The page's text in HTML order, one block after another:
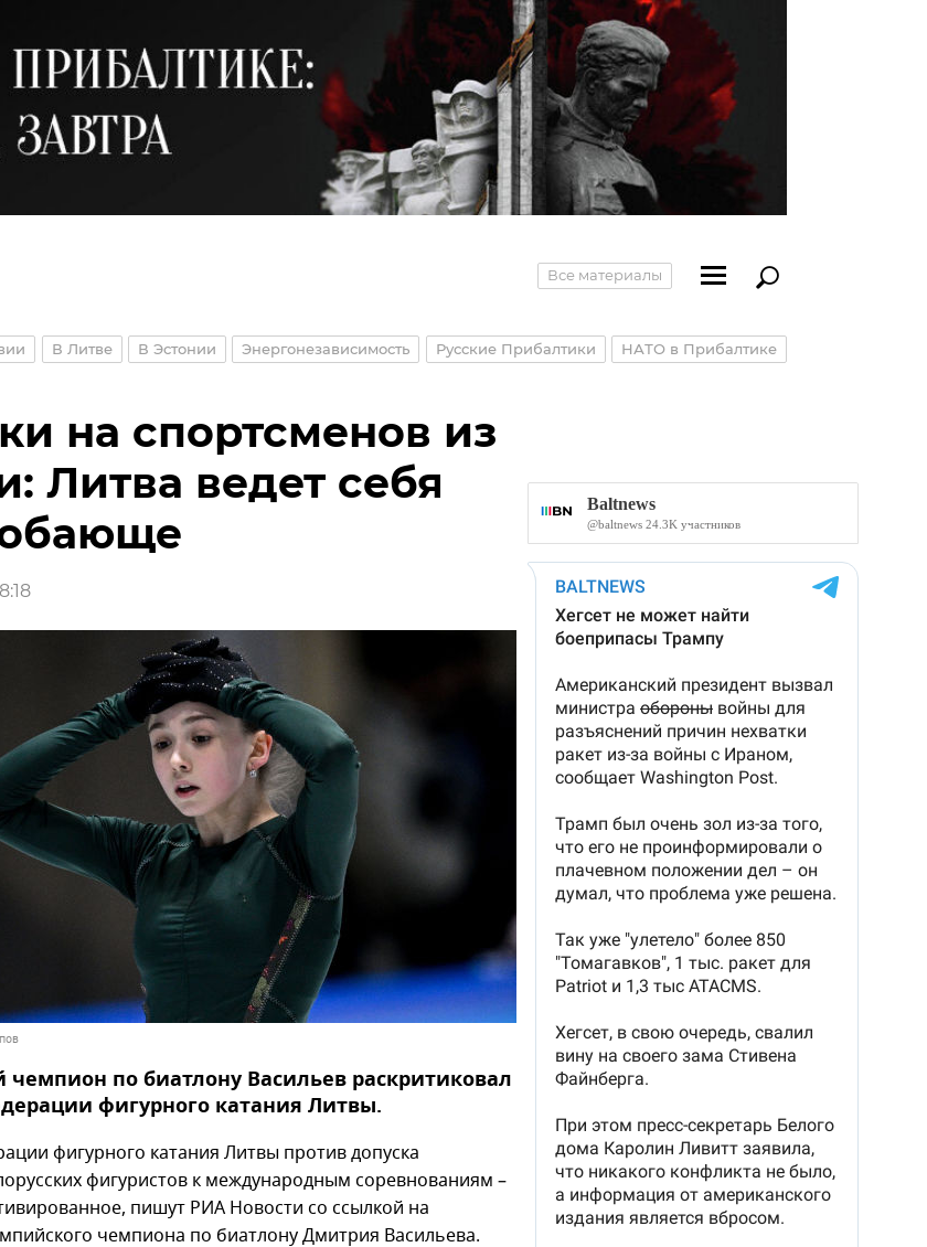
Все материалы
В Литве В Эстонии Энергонезависимость Русские Прибалтики НАТО в Прибалтике
на спортсменов из
Литва ведет себя
по биатлону Васильев раскритиковал
фигурного катания Литвы.
фигурного катания Литвы против допуска
фигуристов к международным соревнованиям –
пишут РИА Новости со ссылкой на
чемпиона по биатлону Дмитрия Васильева.